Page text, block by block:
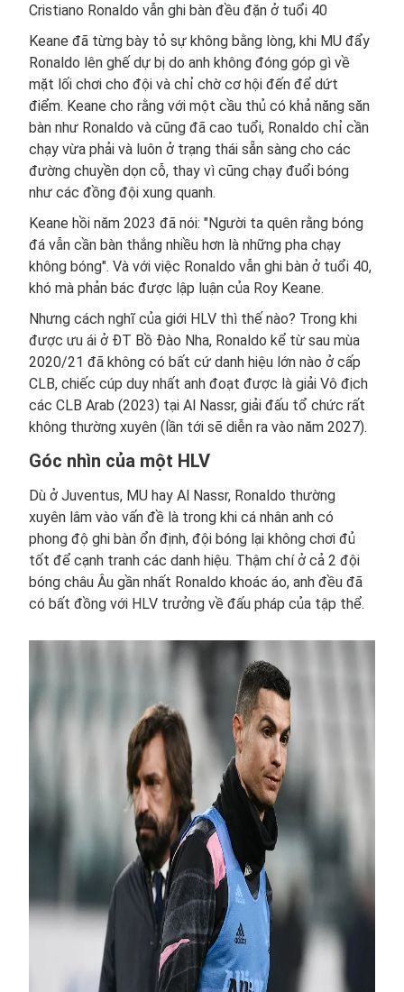
Cristiano Ronaldo vẫn ghi bàn đều đặn ở tuổi 40
Keane đã từng bày tỏ sự không bằng lòng, khi MU đẩy
Ronaldo lên ghế dự bị do anh không đóng góp gì về
mặt lối chơi cho đội và chỉ chờ cơ hội đến để dứt
điểm. Keane cho rằng với một cầu thủ có khả năng săn
bàn như Ronaldo và cũng đã cao tuổi, Ronaldo chỉ cần
chạy vừa phải và luôn ở trạng thái sẵn sàng cho các
đường chuyền dọn cỗ, thay vì cũng chạy đuổi bóng
như các đồng đội xung quanh.
Keane hồi năm 2023 đã nói: "Người ta quên rằng bóng
đá vẫn cần bàn thắng nhiều hơn là những pha chạy
không bóng". Và với việc Ronaldo vẫn ghi bàn ở tuổi 40,
khó mà phản bác được lập luận của Roy Keane.
Nhưng cách nghĩ của giới HLV thì thế nào? Trong khi
được ưu ái ở ĐT Bồ Đào Nha, Ronaldo kể từ sau mùa
2020/21 đã không có bất cứ danh hiệu lớn nào ở cấp
CLB, chiếc cúp duy nhất anh đoạt được là giải Vô địch
các CLB Arab (2023) tại Al Nassr, giải đấu tổ chức rất
không thường xuyên (lần tới sẽ diễn ra vào năm 2027).
Góc nhìn của một HLV
Dù ở Juventus, MU hay Al Nassr, Ronaldo thường
xuyên lâm vào vấn đề là trong khi cá nhân anh có
phong độ ghi bàn ổn định, đội bóng lại không chơi đủ
tốt để cạnh tranh các danh hiệu. Thậm chí ở cả 2 đội
bóng châu Âu gần nhất Ronaldo khoác áo, anh đều đã
có bất đồng với HLV trưởng về đấu pháp của tập thể.